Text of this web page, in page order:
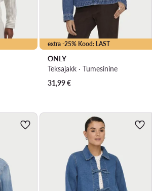
extra -25% Kood: LAST
ONLY
Teksajakk · Tumesinine
31,99€